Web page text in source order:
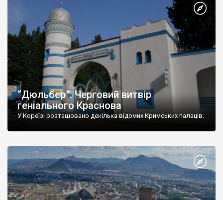
“Дюльбер”. Черговий витвір
геніального Краснова
У Кореїзі розташовано декілька відомих Кримських палаців.